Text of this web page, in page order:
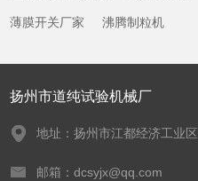
薄膜开关厂家 沸腾制粒机
扬州市道纯试验机械厂
地址：扬州市江都经济工业区
邮箱：dcsyjx@qq.com